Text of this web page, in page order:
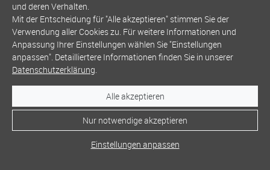
und deren Verhalten.
Mit der Entscheidung für "Alle akzeptieren" stimmen Sie der
Verwendung aller Cookies zu. Für weitere Informationen und
Anpassung Ihrer Einstellungen wählen Sie "Einstellungen
anpassen". Detailliertere Informationen finden Sie in unserer
Datenschutzerklärung.
Alle akzeptieren
Nur notwendige akzeptieren
Einstellungen anpassen